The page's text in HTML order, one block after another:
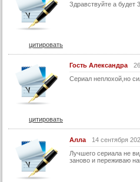
40 серия
41 серия
43 серия
44 серия
45 серия
46 серия
47 серия
49 серия
50 серия
Здравствуйте а будет
цитировать
Гость Александра
Сериал неплохой,но
цитировать
Алла
14 сентября
Лучшего сериала не
заново и переживаю